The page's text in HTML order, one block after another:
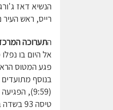
הנשיא דאז
רייס, ראש העיר
התערוכה
טיסה